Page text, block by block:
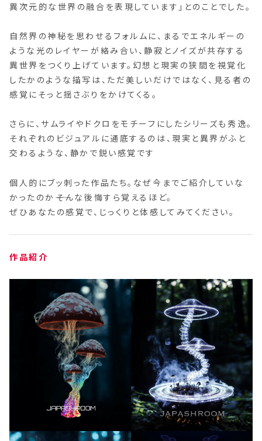
異次元的な世界の融合を表現しています」とのことでした。
自然界の神秘を思わせるフォルムに、まるでエネルギーの
ような光のレイヤーが絡み合い、静寂とノイズが共存する
異世界をつくり上げています。幻想と現実の狭間を視覚化
したかのような描写は、ただ美しいだけではなく、見る者の
感覚にそっと揺さぶりをかけてくる。
さらに、サムライやドクロをモチーフにしたシリーズも秀逸。
それぞれのビジュアルに通底するのは、現実と異界がふと
交わるような、静かで鋭い感覚です
個人的にブッ刺った作品たち。なぜ今までご紹介していな
かったのか――そんな後悔すら覚えるほど。
ぜひあなたの感覚で、じっくりと体感してみてください。
作品紹介